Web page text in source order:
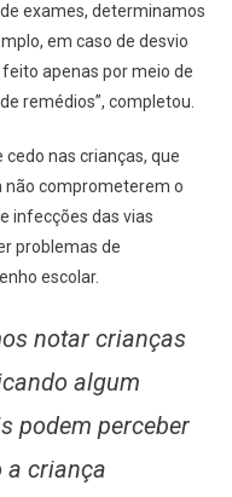
exames, determinamos
em caso de desvio
apenas por meio de
remédios”, completou.
nas crianças, que
não comprometerem o
infecções das vias
problemas de
escolar.
notar crianças
algum
podem perceber
a criança